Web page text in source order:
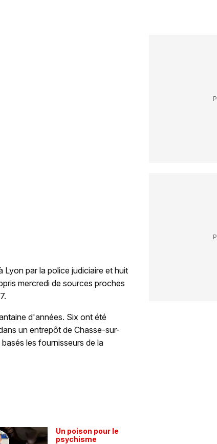
Lyon par la police judiciaire et huit
mercredi de sources proches
d'années. Six ont été
un entrepôt de Chasse-sur-
les fournisseurs de la
Un poison pour le
psychisme